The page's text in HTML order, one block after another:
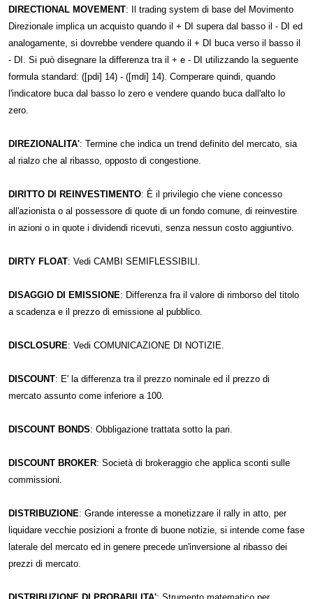
DIRECTIONAL MOVEMENT: Il trading system di base del Movimento
Direzionale implica un acquisto quando il + DI supera dal basso il - DI ed
analogamente, si dovrebbe vendere quando il + DI buca verso il basso il
- DI. Si può disegnare la differenza tra il + e - DI utilizzando la seguente
formula standard: ([pdi] 14) - ([mdi] 14). Comperare quindi, quando
l'indicatore buca dal basso lo zero e vendere quando buca dall'alto lo
zero.
DIREZIONALITA': Termine che indica un trend definito del mercato, sia
al rialzo che al ribasso, opposto di congestione.
DIRITTO DI REINVESTIMENTO: È il privilegio che viene concesso
all'azionista o al possessore di quote di un fondo comune, di reinvestire
in azioni o in quote i dividendi ricevuti, senza nessun costo aggiuntivo.
DIRTY FLOAT: Vedi CAMBI SEMIFLESSIBILI.
DISAGGIO DI EMISSIONE: Differenza fra il valore di rimborso del titolo
a scadenza e il prezzo di emissione al pubblico.
DISCLOSURE: Vedi COMUNICAZIONE DI NOTIZIE.
DISCOUNT: E' la differenza tra il prezzo nominale ed il prezzo di
mercato assunto come inferiore a 100.
DISCOUNT BONDS: Obbligazione trattata sotto la pari.
DISCOUNT BROKER: Società di brokeraggio che applica sconti sulle
commissioni.
DISTRIBUZIONE: Grande interesse a monetizzare il rally in atto, per
liquidare vecchie posizioni a fronte di buone notizie, si intende come fase
laterale del mercato ed in genere precede un'inversione al ribasso dei
prezzi di mercato.